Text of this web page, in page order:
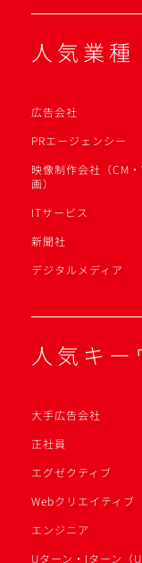
人気業種
広告会社
PRエージェンシー
映像制作会社（CM
画）
ITサービス
新聞社
デジタルメディア
人気キー
大手広告会社
正社員
エグゼクティブ
Webクリエイティブ
エンジニア
Uターン・Iターン（